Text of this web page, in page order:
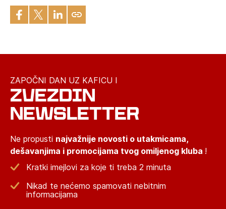
ZAPOČNI DAN UZ KAFICU I
ZVEZDIN
NEWSLETTER
Ne propusti najvažnije novosti o utakmicama,
dešavanjima i promocijama tvog omiljenog kluba !
Kratki imejlovi za koje ti treba 2 minuta
Nikad te nećemo spamovati nebitnim
informacijama